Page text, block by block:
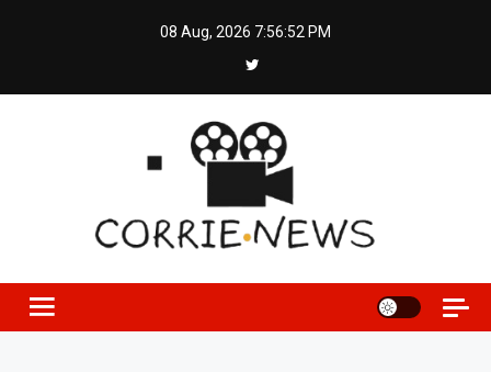
08 Aug, 2026 7:56:52 PM